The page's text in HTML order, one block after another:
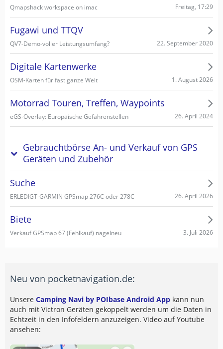
Qmapshack workspace on imac Freitag, 17:29
Fugawi und TTQV
QV7-Demo-voller Leistungsumfang? 22. September 2020
Digitale Kartenwerke
OSM-Karten für fast ganze Welt 1. August 2026
Motorrad Touren, Treffen, Waypoints
eGS-Overlay: Europäische Gefahrenstellen 26. April 2024
Gebrauchtbörse An- und Verkauf von GPS
Geräten und Zubehör
Suche
ERLEDIGT-GARMIN GPSmap 276C oder 278C 26. April 2026
Biete
Verkauf GPSmap 67 (Fehlkauf) nagelneu 3. Juli 2026
Neu von pocketnavigation.de:
Unsere Camping Navi by POIbase Android App kann nun
auch mit Victron Geräten gekoppelt werden um die Daten in
Echtzeit in den Infofeldern anzuzeigen. Video auf Youtube
ansehen: